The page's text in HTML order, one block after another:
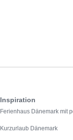
Inspiration
Ferienhaus Dänemark mit
Kurzurlaub Dänemark